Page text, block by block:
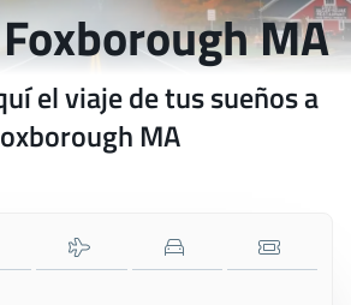
MA
el viaje de tus sueños a
MA